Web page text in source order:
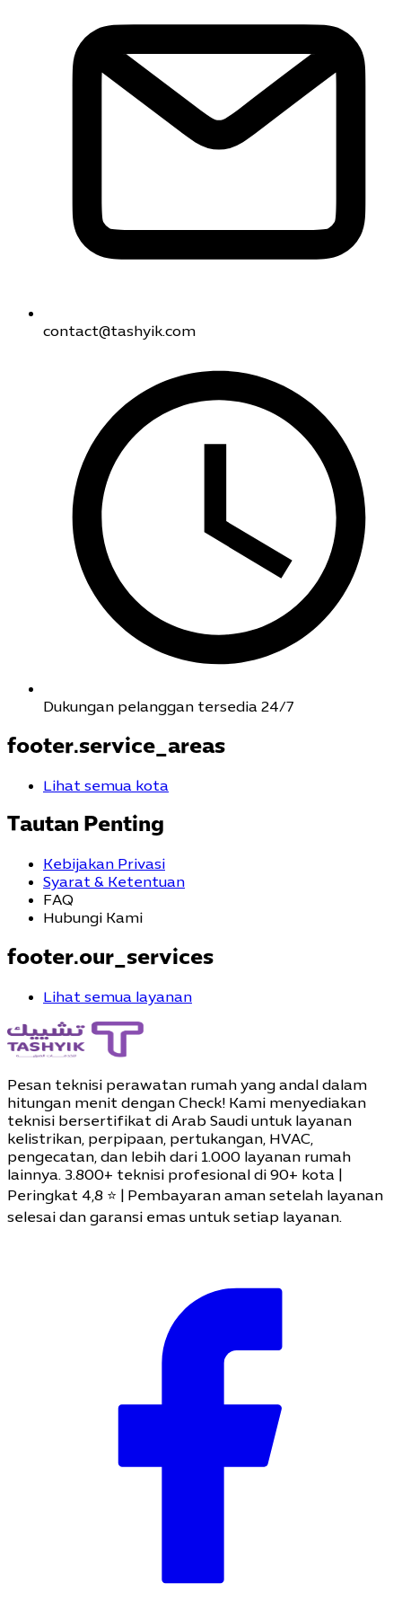
contact@tashyik.com
Dukungan pelanggan tersedia 24/7
footer.service_areas
Lihat semua kota
Tautan Penting
Kebijakan Privasi
Syarat & Ketentuan
FAQ
Hubungi Kami
footer.our_services
Lihat semua layanan
Pesan teknisi perawatan rumah yang andal dalam
hitungan menit dengan Check! Kami menyediakan
teknisi bersertifikat di Arab Saudi untuk layanan
kelistrikan, perpipaan, pertukangan, HVAC,
pengecatan, dan lebih dari 1.000 layanan rumah
lainnya. 3.800+ teknisi profesional di 90+ ​​kota |
Peringkat 4,8 ⭐ | Pembayaran aman setelah layanan
selesai dan garansi emas untuk setiap layanan.